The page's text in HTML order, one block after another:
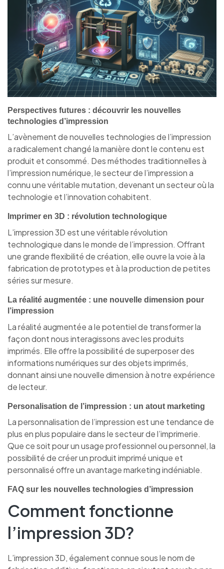
Perspectives futures : découvrir les nouvelles
technologies d’impression
L’avènement de nouvelles technologies de l’impression
a radicalement changé la manière dont le contenu est
produit et consommé. Des méthodes traditionnelles à
l’impression numérique, le secteur de l’impression a
connu une véritable mutation, devenant un secteur où la
technologie et l’innovation cohabitent.
Imprimer en 3D : révolution technologique
L’impression 3D est une véritable révolution
technologique dans le monde de l’impression. Offrant
une grande flexibilité de création, elle ouvre la voie à la
fabrication de prototypes et à la production de petites
séries sur mesure.
La réalité augmentée : une nouvelle dimension pour
l’impression
La réalité augmentée a le potentiel de transformer la
façon dont nous interagissons avec les produits
imprimés. Elle offre la possibilité de superposer des
informations numériques sur des objets imprimés,
donnant ainsi une nouvelle dimension à notre expérience
de lecteur.
Personalisation de l’impression : un atout marketing
La personnalisation de l’impression est une tendance de
plus en plus populaire dans le secteur de l’imprimerie.
Que ce soit pour un usage professionnel ou personnel, la
possibilité de créer un produit imprimé unique et
personnalisé offre un avantage marketing indéniable.
FAQ sur les nouvelles technologies d’impression
Comment fonctionne
l’impression 3D?
L’impression 3D, également connue sous le nom de